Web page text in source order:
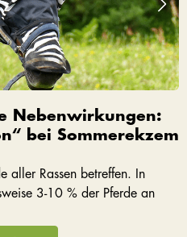
Nebenwirkungen:
bei Sommerekzem
aller Rassen betreffen. In
3-10 % der Pferde an